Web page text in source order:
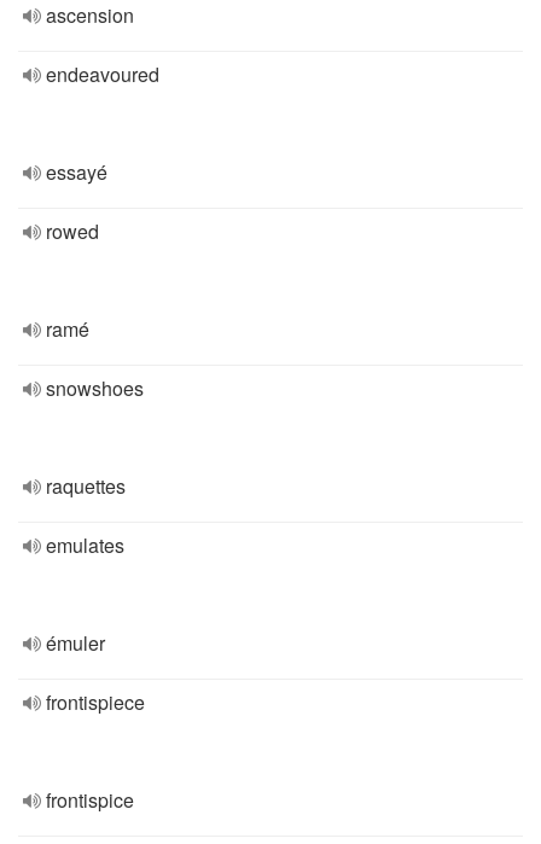
ascension
endeavoured
essayé
rowed
ramé
snowshoes
raquettes
emulates
émuler
frontispiece
frontispice